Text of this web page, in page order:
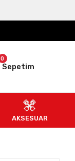
0
Sepetim
AKSESUAR